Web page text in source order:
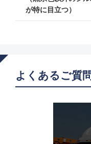
が特に目立つ）
よくあるご質問